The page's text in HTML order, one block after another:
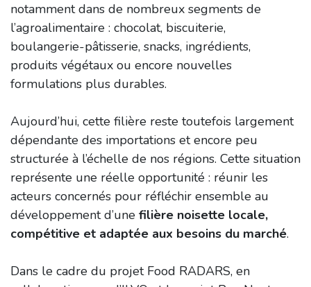
notamment dans de nombreux segments de
l’agroalimentaire : chocolat, biscuiterie,
boulangerie-pâtisserie, snacks, ingrédients,
produits végétaux ou encore nouvelles
formulations plus durables.
Aujourd’hui, cette filière reste toutefois largement
dépendante des importations et encore peu
structurée à l’échelle de nos régions. Cette situation
représente une réelle opportunité : réunir les
acteurs concernés pour réfléchir ensemble au
développement d’une filière noisette locale,
compétitive et adaptée aux besoins du marché.
Dans le cadre du projet Food RADARS, en